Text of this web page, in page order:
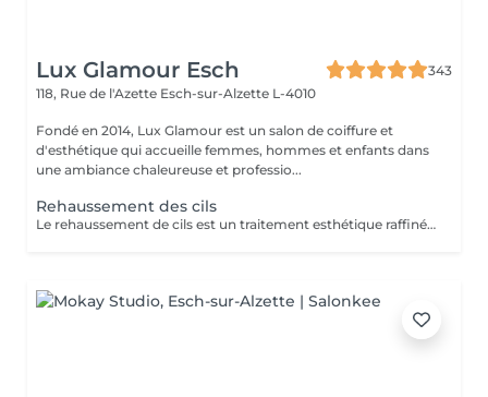
Lux Glamour Esch
343
118, Rue de l'Azette Esch-sur-Alzette L-4010
Fondé en 2014, Lux Glamour est un salon de coiffure et
d'esthétique qui accueille femmes, hommes et enfants dans
une ambiance chaleureuse et professio...
Rehaussement des cils
Le rehaussement de cils est un traitement esthétique raffiné qui confère à vos cils une courbure naturelle et gracieuse. En utilisant des produits spécialisés et des techniques de mise en forme expertes, nous ajoutons une dimension supplémentaire de courbure et de définition à vos cils. La durée du traitement varie généralement de 4 à 8 semaines, selon le cycle de croissance naturel de vos cils. De plus, notre service comprend une teinture noire des cils, offrant ainsi une intensité supplémentaire à votre regard. Veuillez ne pas appliquer de Mascara Waterproof le jour de votre rendez-vous.